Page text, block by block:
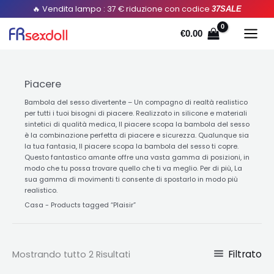
contenuto
🔥 Vendita lampo : 37 € riduzione con codice 37SALE
€0.00
Piacere
Bambola del sesso divertente – Un compagno di realtà realistico
per tutti i tuoi bisogni di piacere. Realizzato in silicone e materiali
sintetici di qualità medica, Il piacere scopa la bambola del sesso
è la combinazione perfetta di piacere e sicurezza. Qualunque sia
la tua fantasia, Il piacere scopa la bambola del sesso ti copre.
Questo fantastico amante offre una vasta gamma di posizioni, in
modo che tu possa trovare quello che ti va meglio. Per di più, La
sua gamma di movimenti ti consente di spostarlo in modo più
realistico.
Casa - Products tagged “Plaisir”
Mostrando tutto 2 Risultati
Ordinato
per
popolarità
Filtrato